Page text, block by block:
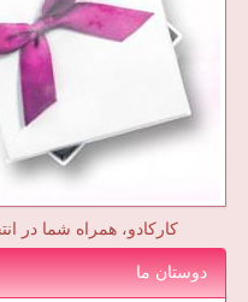
کارکادو، همراه شما در
دوستان ما